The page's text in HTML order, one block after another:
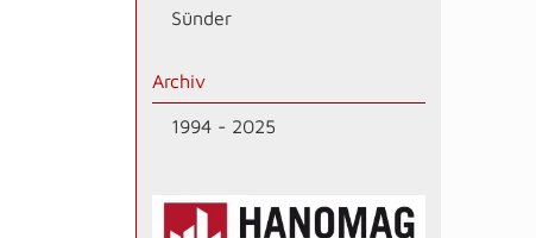
Sünder
Archiv
1994 - 2025